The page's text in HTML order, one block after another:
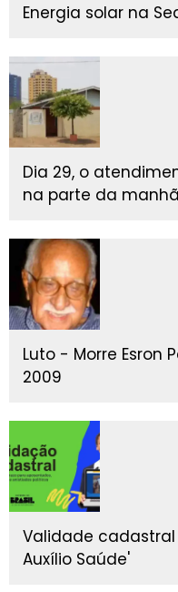
Energia solar na
Dia 29, o
na parte da manhã
Luto - Morre Esron
2009
Validade
Auxílio Saúde'